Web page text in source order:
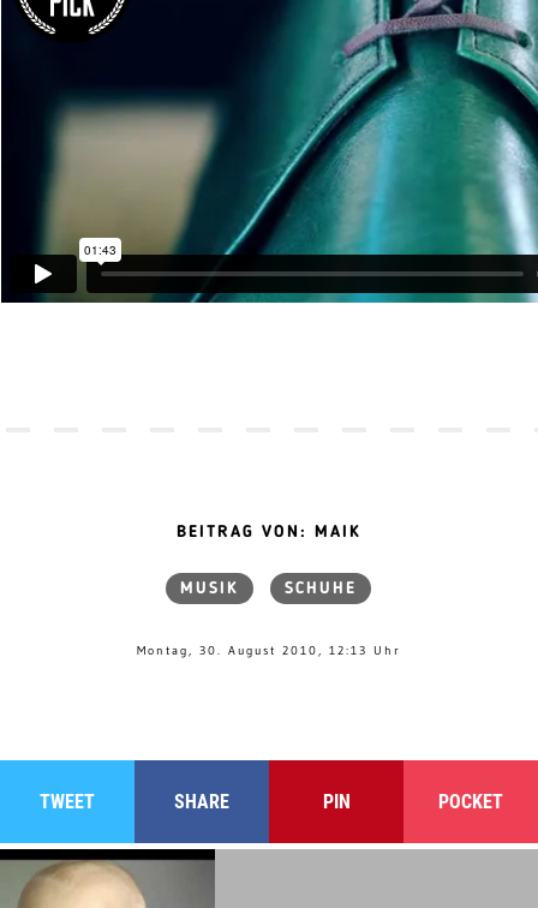
BEITRAG VON: MAIK
MUSIK SCHUHE
Montag, 30. August 2010, 12:13 Uhr
TWEET SHARE PIN POCKET